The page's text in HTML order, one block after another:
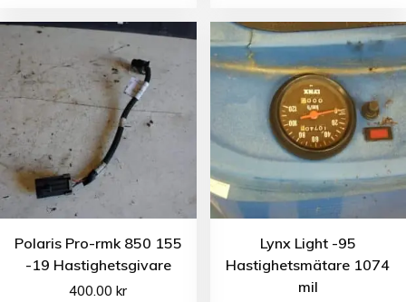
Polaris Pro-rmk 850 155
-19 Hastighetsgivare
400.00kr
Lynx Light -95
Hastighetsmätare 1074
mil